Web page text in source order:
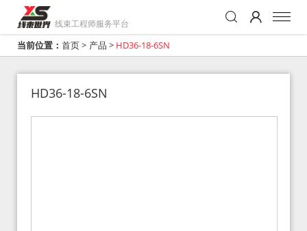
线束工程师服务平台
当前位置： 首页> 产品 > HD36-18-6SN
HD36-18-6SN